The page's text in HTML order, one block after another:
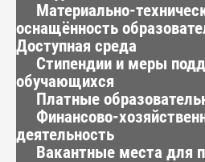
Материально-
оснащённость
Доступная среда
Стипендии и меры
обучающихся
Платные
Финансово-
деятельность
Вакантные места для